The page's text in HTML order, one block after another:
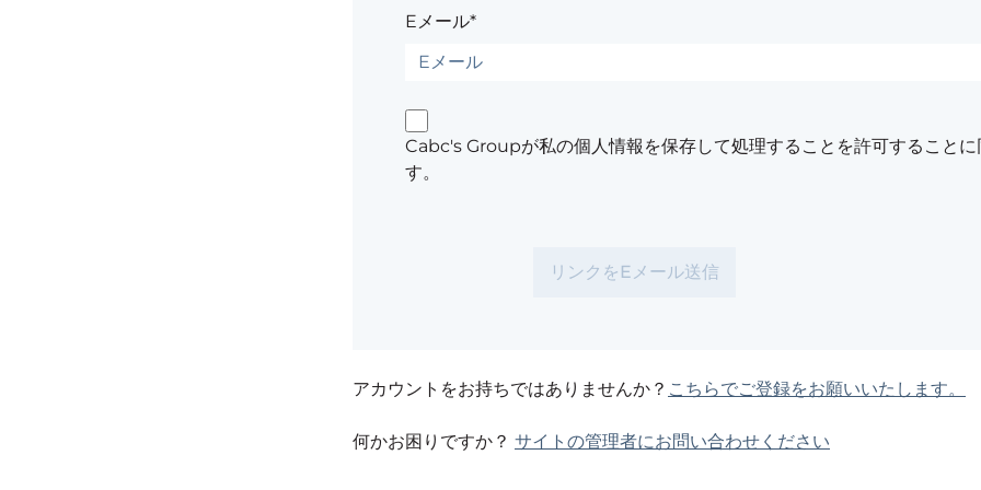
Eメール*
Cabc's Groupが私の個人情報を保存して処理することを許可することに
す。
アカウントをお持ちではありませんか？ こちらでご登録をお願いいたします。
何かお困りですか？ サイトの管理者にお問い合わせください